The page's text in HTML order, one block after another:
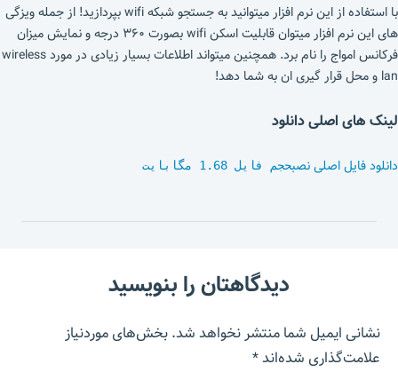
با استفاده از این نرم افزار میتوانید به جستجو شبکه wifi بپردازید! از جمله ویزگی
های این نرم افزار میتوان قابلیت اسکن wifi بصورت ۳۶۰ درجه و نمایش میزان
فرکانس امواج را نام برد. همچنین میتواند اطلاعات بسیار زیادی در مورد wireless
lan و محل قرار گیری ان به شما دهد!
لینک های اصلی دانلود
دانلود فایل اصلی نصبحجم فایل 1.68 مگابایت
دیدگاهتان را بنویسید
نشانی ایمیل شما منتشر نخواهد شد.بخش‌های موردنیاز
علامت‌گذاری شده‌اند*